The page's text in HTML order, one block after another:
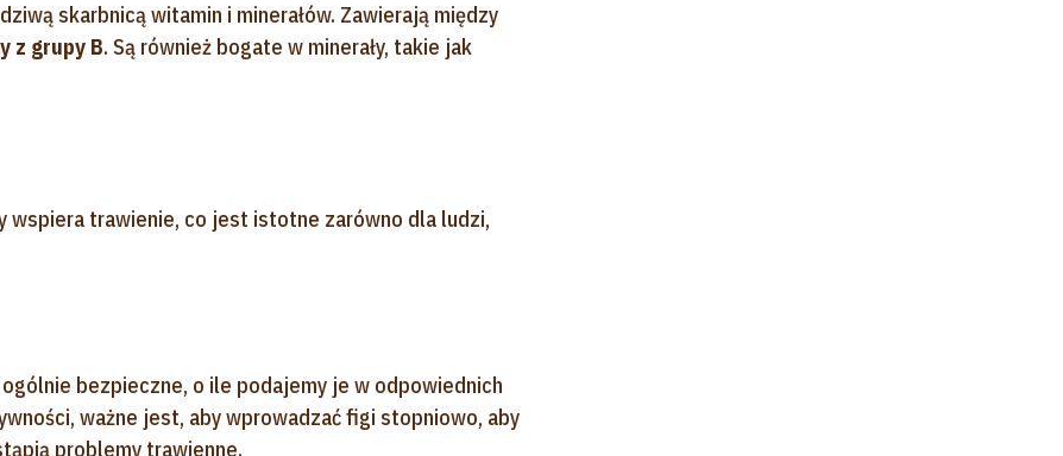
skarbnicą witamin i minerałów. Zawierają między
z grupy B. Są również bogate w minerały, takie jak
wspiera trawienie, co jest istotne zarówno dla ludzi,
bezpieczne, o ile podajemy je w odpowiednich
ważne jest, aby wprowadzać figi stopniowo, aby
problemy trawienne.